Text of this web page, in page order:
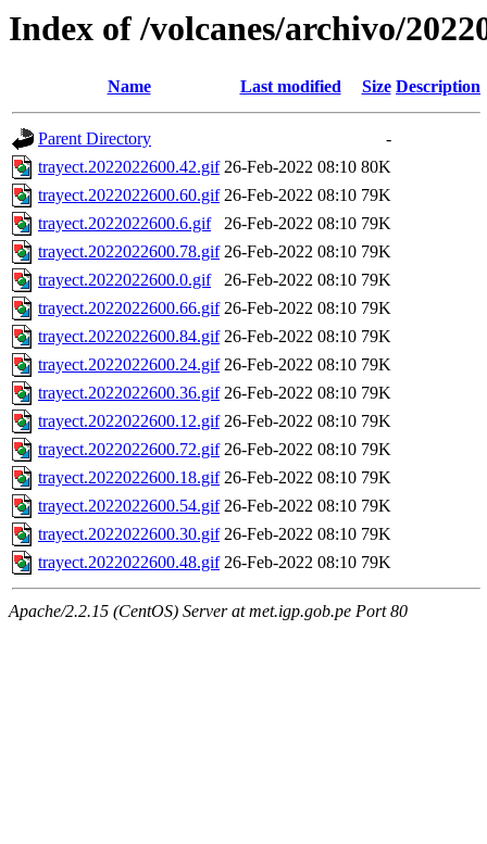
Index of /volcanes/archivo/
Name Last modified Size Description
Parent Directory
-
trayect.2022022600.42.gif 26-Feb-2022 08:10 80K
trayect.2022022600.60.gif 26-Feb-2022 08:10 79K
trayect.2022022600.6.gif
26-Feb-2022 08:10 79K
trayect.2022022600.78.gif 26-Feb-2022 08:10 79K
trayect.2022022600.0.gif
26-Feb-2022 08:10 79K
trayect.2022022600.66.gif 26-Feb-2022 08:10 79K
trayect.2022022600.84.gif 26-Feb-2022 08:10 79K
trayect.2022022600.24.gif 26-Feb-2022 08:10 79K
trayect.2022022600.36.gif 26-Feb-2022 08:10 79K
trayect.2022022600.12.gif 26-Feb-2022 08:10 79K
trayect.2022022600.72.gif 26-Feb-2022 08:10 79K
trayect.2022022600.18.gif 26-Feb-2022 08:10 79K
trayect.2022022600.54.gif 26-Feb-2022 08:10 79K
trayect.2022022600.30.gif 26-Feb-2022 08:10 79K
trayect.2022022600.48.gif 26-Feb-2022 08:10 79K
Apache/2.2.15 (CentOS) Server at met.igp.gob.pe Port 80